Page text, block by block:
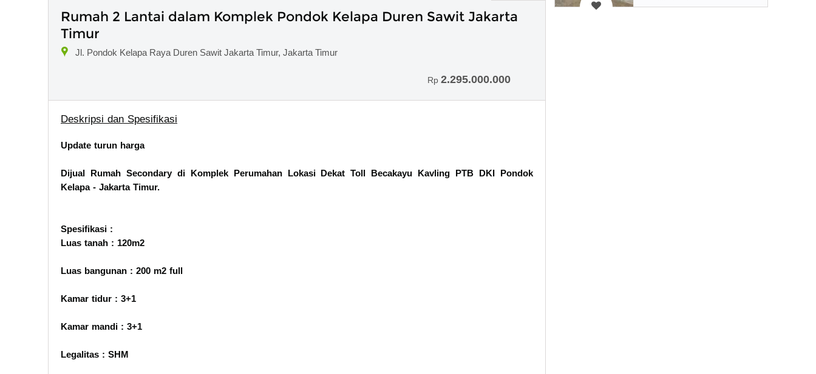
Rumah 2 Lantai dalam Komplek Pondok Kelapa Duren Sawit Jakarta
Timur
Jl. Pondok Kelapa Raya Duren Sawit Jakarta Timur, Jakarta Timur
Rp 2.295.000.000
Deskripsi dan Spesifikasi
Update turun harga
Dijual Rumah Secondary di Komplek Perumahan Lokasi Dekat Toll Becakayu Kavling PTB DKI Pondok
Kelapa - Jakarta Timur.
Spesifikasi :
Luas tanah : 120m2
Luas bangunan : 200 m2 full
Kamar tidur : 3+1
Kamar mandi : 3+1
Legalitas : SHM